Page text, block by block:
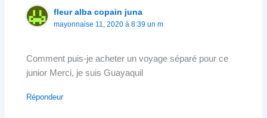
fleur alba copain juna
mayonnaise 11, 2020 à 8:39 un m
Comment puis-je acheter un voyage séparé pour ce
junior Merci, je suis Guayaquil
Répondeur